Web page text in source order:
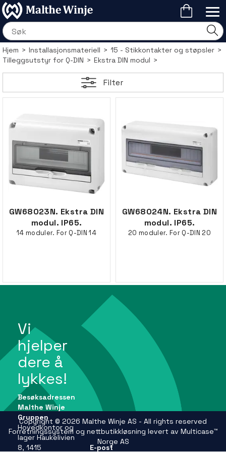
Hjem>Installasjonsmateriell>15 - Stikkontakter og støpsler>
Tilleggsutstyr for Q-DIN>Ekstra DIN modul>
Filter
GW68023N. Ekstra DIN
modul. IP65.
14 moduler. For Q-DIN 14
GW68024N. Ekstra DIN
modul. IP65.
20 moduler. For Q-DIN 20
Vi
hjelper
dere å
lykkes!
Besøksadressen
Malthe Winje
Gruppen
Hovedkontor og
lager Haukelivien
8, 1415
E-post
Copyright © 2026 Malthe Winje AS - All rights reserved
Forretningssystem og nettbutikkløsning levert av Multicase™
Norge AS